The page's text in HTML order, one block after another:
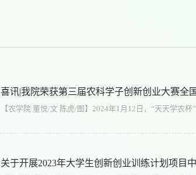
喜讯|我院荣获第三届农科学子创新创业大赛全
关于开展2023年大学生创新创业训练计划项目